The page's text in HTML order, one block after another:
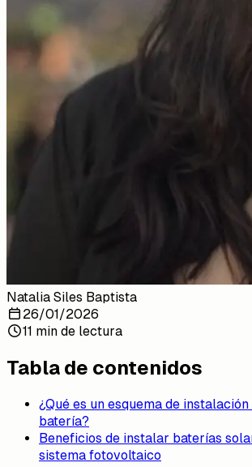
Natalia Siles Baptista
26/01/2026
11 min de lectura
Tabla de contenidos
¿Qué es un esquema de
batería?
Beneficios de instalar baterías
sistema fotovoltaico